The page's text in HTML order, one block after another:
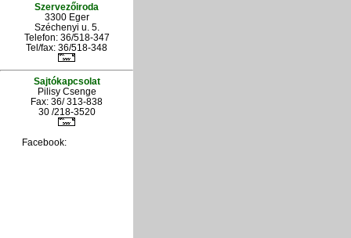
Szervezőiroda
3300 Eger
Széchenyi u. 5.
Telefon: 36/518-347
Tel/fax: 36/518-348
Sajtókapcsolat
Pilisy Csenge
Fax: 36/ 313-838
30 /218-3520
Facebook: